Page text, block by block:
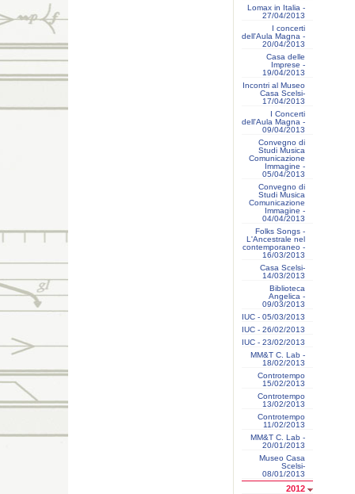
Lomax in Italia -
27/04/2013
I concerti
dell'Aula Magna -
20/04/2013
Casa delle
Imprese -
19/04/2013
Incontri al Museo
Casa Scelsi-
17/04/2013
I Concerti
dell'Aula Magna -
09/04/2013
Convegno di
Studi Musica
Comunicazione
Immagine -
05/04/2013
Convegno di
Studi Musica
Comunicazione
Immagine -
04/04/2013
Folks Songs -
L'Ancestrale nel
contemporaneo -
16/03/2013
Casa Scelsi-
14/03/2013
Biblioteca
Angelica -
09/03/2013
IUC - 05/03/2013
IUC - 26/02/2013
IUC - 23/02/2013
MM&T C. Lab -
18/02/2013
Controtempo
15/02/2013
Controtempo
13/02/2013
Controtempo
11/02/2013
MM&T C. Lab -
20/01/2013
Museo Casa
Scelsi-
08/01/2013
2012